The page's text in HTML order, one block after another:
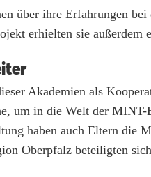
über ihre Erfahrungen
erhielten sie außerdem
Akademien als
um in die Welt der MINT-
haben auch Eltern die
Oberpfalz beteiligten